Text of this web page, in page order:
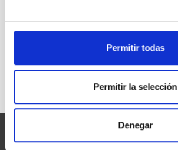
Permitir todas
Permitir la selección
Denegar
Synology RS2423RP+
Synology RS2825RP+
SYNOLOGY UC SERIE